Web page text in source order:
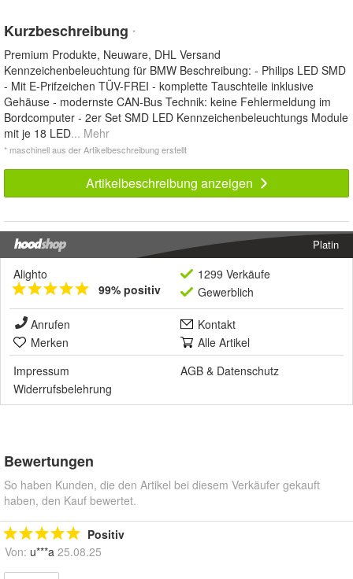
Kurzbeschreibung *
Premium Produkte, Neuware, DHL Versand
Kennzeichenbeleuchtung für BMW Beschreibung: - Philips LED SMD
- Mit E-Prifzeichen TÜV-FREI - komplette Tauschteile inklusive
Gehäuse - modernste CAN-Bus Technik: keine Fehlermeldung im
Bordcomputer - 2er Set SMD LED Kennzeichenbeleuchtungs Module
mit je 18 LED... Mehr
* maschinell aus der Artikelbeschreibung erstellt
Artikelbeschreibung anzeigen
Platin
Alighto
99% positiv
1299 Verkäufe
Gewerblich
Anrufen
Kontakt
Merken
Alle Artikel
Impressum
AGB & Datenschutz
Widerrufsbelehrung
Bewertungen
So haben Kunden, die den Artikel bei diesem Verkäufer gekauft
haben, den Kauf bewertet.
Positiv
Von: u***a 25.08.25